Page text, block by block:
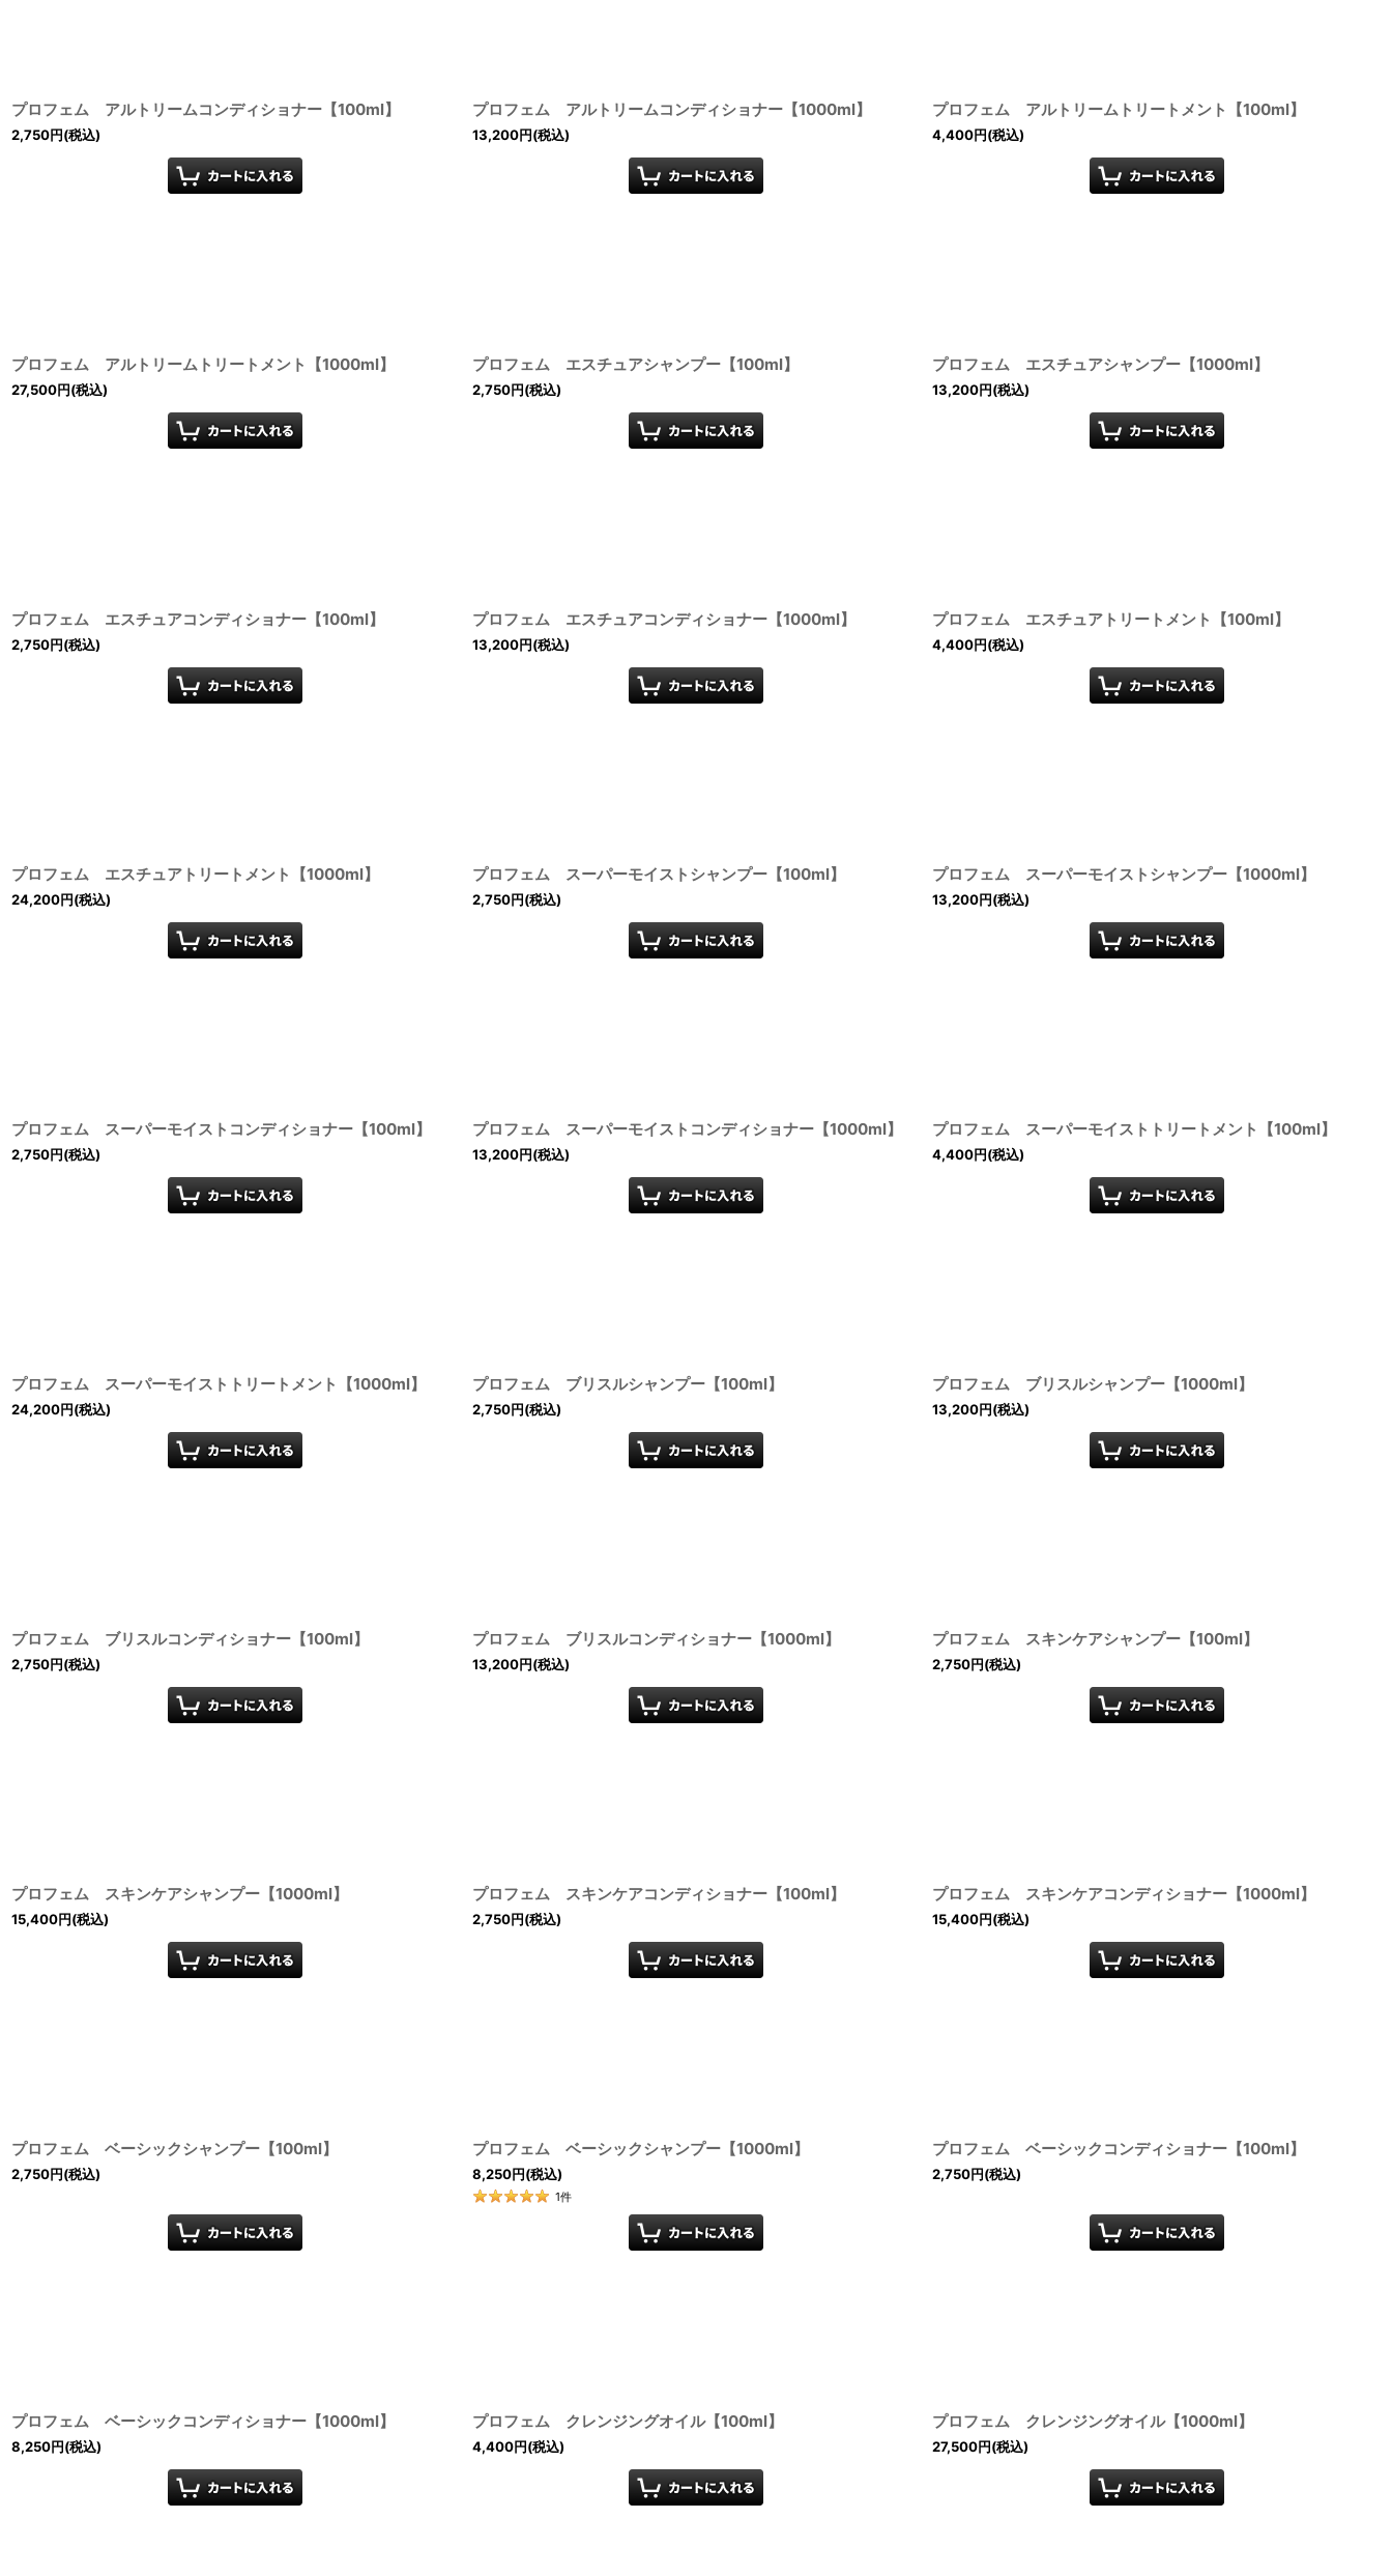
プロフェム アルトリームコンディショナー【100ml】
2,750円(税込)
プロフェム アルトリームコンディショナー【1000ml】
13,200円(税込)
プロフェム アルトリームトリートメント【100ml】
4,400円(税込)
プロフェム アルトリームトリートメント【1000ml】
27,500円(税込)
プロフェム エスチュアシャンプー【100ml】
2,750円(税込)
プロフェム エスチュアシャンプー【1000ml】
13,200円(税込)
プロフェム エスチュアコンディショナー【100ml】
2,750円(税込)
プロフェム エスチュアコンディショナー【1000ml】
13,200円(税込)
プロフェム エスチュアトリートメント【100ml】
4,400円(税込)
プロフェム エスチュアトリートメント【1000ml】
24,200円(税込)
プロフェム スーパーモイストシャンプー【100ml】
2,750円(税込)
プロフェム スーパーモイストシャンプー【1000ml】
13,200円(税込)
プロフェム スーパーモイストコンディショナー【100ml】
2,750円(税込)
プロフェム スーパーモイストコンディショナー【1000ml】
13,200円(税込)
プロフェム スーパーモイストトリートメント【100ml】
4,400円(税込)
プロフェム スーパーモイストトリートメント【1000ml】
24,200円(税込)
プロフェム ブリスルシャンプー【100ml】
2,750円(税込)
プロフェム ブリスルシャンプー【1000ml】
13,200円(税込)
プロフェム ブリスルコンディショナー【100ml】
2,750円(税込)
プロフェム ブリスルコンディショナー【1000ml】
13,200円(税込)
プロフェム スキンケアシャンプー【100ml】
2,750円(税込)
プロフェム スキンケアシャンプー【1000ml】
15,400円(税込)
プロフェム スキンケアコンディショナー【100ml】
2,750円(税込)
プロフェム スキンケアコンディショナー【1000ml】
15,400円(税込)
プロフェム ベーシックシャンプー【100ml】
2,750円(税込)
プロフェム ベーシックシャンプー【1000ml】
8,250円(税込)
1件
プロフェム ベーシックコンディショナー【100ml】
2,750円(税込)
プロフェム ベーシックコンディショナー【1000ml】
8,250円(税込)
プロフェム クレンジングオイル【100ml】
4,400円(税込)
プロフェム クレンジングオイル【1000ml】
27,500円(税込)